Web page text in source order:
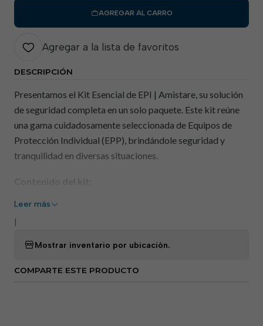
AGREGAR AL CARRO
Agregar a la lista de favoritos
DESCRIPCIÓN
Presentamos el Kit Esencial de EPI | Amistare, su solución
de seguridad completa en un solo paquete. Este kit reúne
una gama cuidadosamente seleccionada de Equipos de
Protección Individual (EPP), brindándole seguridad y
tranquilidad en diversas situaciones.
Casco de seguridad:
10 Mascarillas FFP2 con Válvula:
protección respiratoria superior contra partículas
Leer más
Mostrar inventario por ubicación.
COMPARTE ESTE PRODUCTO